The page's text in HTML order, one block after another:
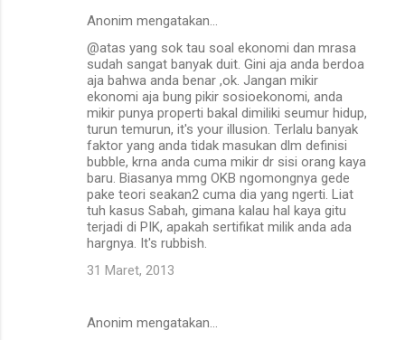
Anonim mengatakan…
@atas yang sok tau soal ekonomi dan mrasa
sudah sangat banyak duit. Gini aja anda berdoa
aja bahwa anda benar ,ok. Jangan mikir
ekonomi aja bung pikir sosioekonomi, anda
mikir punya properti bakal dimiliki seumur hidup,
turun temurun, it's your illusion. Terlalu banyak
faktor yang anda tidak masukan dlm definisi
bubble, krna anda cuma mikir dr sisi orang kaya
baru. Biasanya mmg OKB ngomongnya gede
pake teori seakan2 cuma dia yang ngerti. Liat
tuh kasus Sabah, gimana kalau hal kaya gitu
terjadi di PIK, apakah sertifikat milik anda ada
hargnya. It's rubbish.
31 Maret, 2013
Anonim mengatakan…